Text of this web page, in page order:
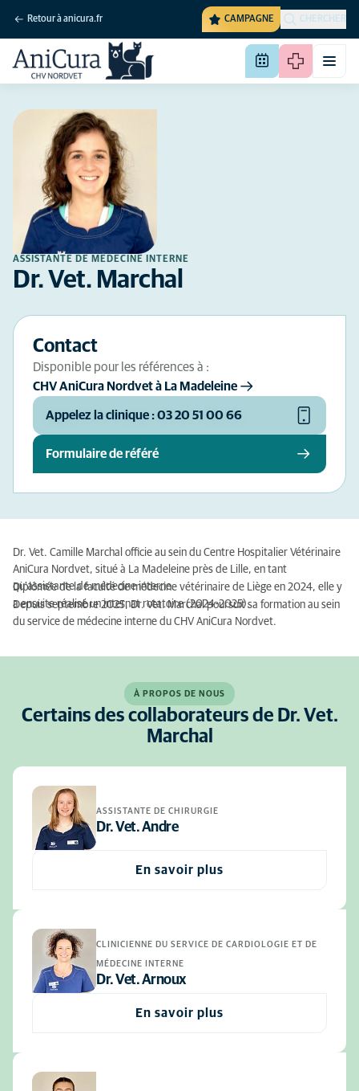
Retour à anicura.fr CAMPAGNE CHERCHER
ASSISTANTE DE MÉDECINE INTERNE
Dr. Vet. Marchal
Contact
Disponible pour les références à :
CHV AniCura Nordvet à La Madeleine
Appelez la clinique : 03 20 51 00 66
Formulaire de référé
Dr. Vet. Camille Marchal officie au sein du Centre Hospitalier Vétérinaire
AniCura Nordvet, situé à La Madeleine près de Lille, en tant
qu'assistante de médecine interne.
Diplômée de la faculté de médecine vétérinaire de Liège en 2024, elle y
a ensuite réalisé un internat rotatoire (2024-2025).
Depuis septembre 2025, Dr. Vet. Marchal poursuit sa formation au sein
du service de médecine interne du CHV AniCura Nordvet.
À PROPOS DE NOUS
Certains des collaborateurs de Dr. Vet.
Marchal
ASSISTANTE DE CHIRURGIE
Dr. Vet. Andre
En savoir plus
CLINICIENNE DU SERVICE DE CARDIOLOGIE ET DE
MÉDECINE INTERNE
Dr. Vet. Arnoux
En savoir plus